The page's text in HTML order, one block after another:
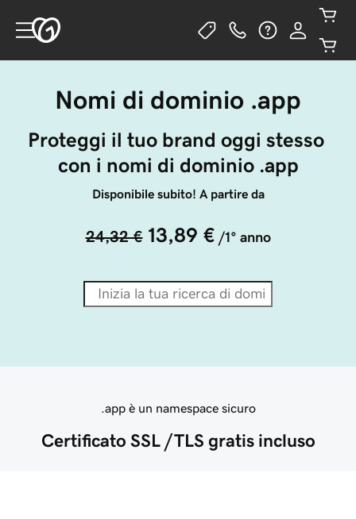
Nomi di dominio .app
Proteggi il tuo brand oggi stesso
con i nomi di dominio .app
Disponibile subito! A partire da
24,32 € 13,89 € /1° anno
.app è un namespace sicuro
Certificato SSL /TLS gratis incluso